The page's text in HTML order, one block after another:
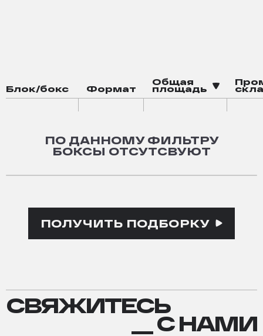
Электрозаправка
Площадка для посадки грузовых дронов
Блок/бокс Формат
Общая
площадь
ПО ДАННОМУ ФИЛЬТРУ
БОКСЫ ОТСУТСВУЮТ
ПОЛУЧИТЬ ПОДБОРКУ
СВЯЖИТЕСЬ
СВЯЖИТЕСЬ
__ С НАМИ